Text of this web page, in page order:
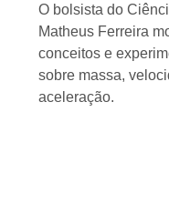
O bolsista do
Matheus Ferreira
conceitos e
sobre massa,
aceleração.